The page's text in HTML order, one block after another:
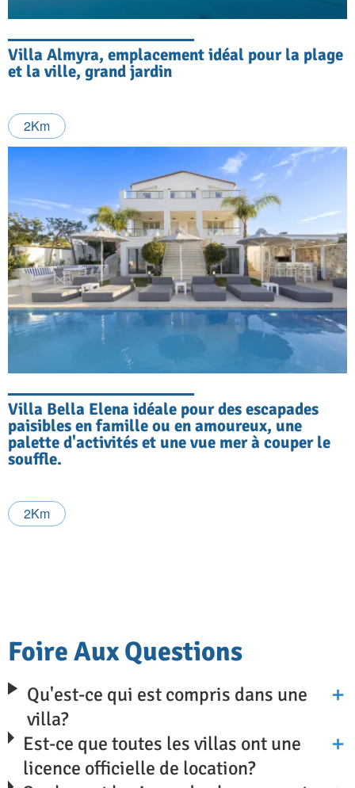
Villa Almyra, emplacement idéal pour la plage
et la ville, grand jardin
2Km
Villa Bella Elena idéale pour des escapades
paisibles en famille ou en amoureux, une
palette d'activités et une vue mer à couper le
souffle.
2Km
Foire Aux Questions
Qu'est-ce qui est compris dans une
villa?
Est-ce que toutes les villas ont une
licence officielle de location?